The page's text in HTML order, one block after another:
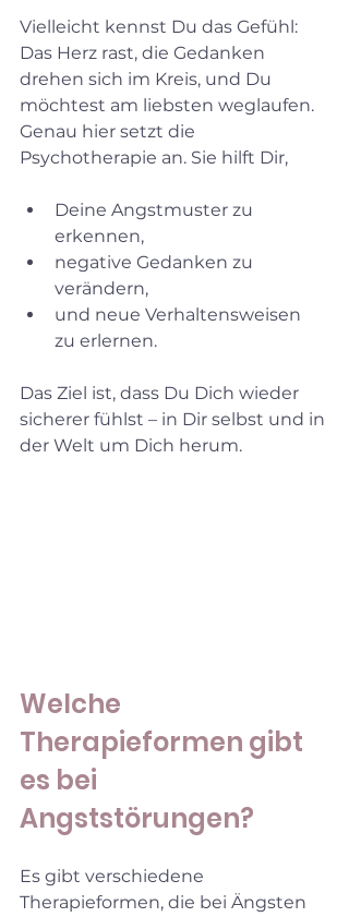
Vielleicht kennst Du das Gefühl:
Das Herz rast, die Gedanken
drehen sich im Kreis, und Du
möchtest am liebsten weglaufen.
Genau hier setzt die
Psychotherapie an. Sie hilft Dir,
Deine Angstmuster zu
erkennen,
negative Gedanken zu
verändern,
und neue Verhaltensweisen
zu erlernen.
Das Ziel ist, dass Du Dich wieder
sicherer fühlst – in Dir selbst und in
der Welt um Dich herum.
Welche
Therapieformen gibt
es bei
Angststörungen?
Es gibt verschiedene
Therapieformen, die bei Ängsten